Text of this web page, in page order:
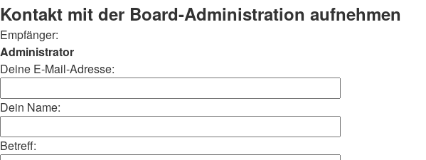
Kontakt mit der Board-Administration aufnehmen
Empfänger:
Administrator
Deine E-Mail-Adresse:
Dein Name:
Betreff: